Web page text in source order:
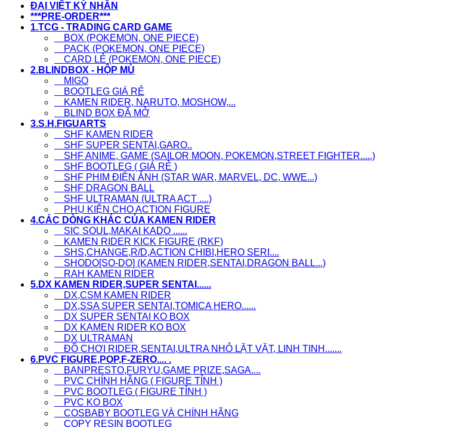
ĐẠI VIỆT KỲ NHÂN
***PRE-ORDER***
1.TCG - TRADING CARD GAME
BOX (POKEMON, ONE PIECE)
PACK (POKEMON, ONE PIECE)
CARD LẺ (POKEMON, ONE PIECE)
2.BLINDBOX - HỘP MÙ
MIGO
BOOTLEG GIÁ RẺ
KAMEN RIDER, NARUTO, MOSHOW,...
BLIND BOX ĐÃ MỞ
3.S.H.FIGUARTS
SHF KAMEN RIDER
SHF SUPER SENTAI,GARO..
SHF ANIME, GAME (SAILOR MOON, POKEMON,STREET FIGHTER.....)
SHF BOOTLEG ( GIÁ RẺ )
SHF PHIM ĐIỆN ẢNH (STAR WAR, MARVEL, DC, WWE...)
SHF DRAGON BALL
SHF ULTRAMAN (ULTRA ACT ....)
PHỤ KIỆN CHO ACTION FIGURE
4.CÁC DÒNG KHÁC CỦA KAMEN RIDER
SIC SOUL,MAKAI KADO ......
KAMEN RIDER KICK FIGURE (RKF)
SHS,CHANGE,R/D,ACTION CHIBI,HERO SERI....
SHODO[SO-DO] (KAMEN RIDER,SENTAI,DRAGON BALL...)
RAH KAMEN RIDER
5.DX KAMEN RIDER,SUPER SENTAI......
DX,CSM KAMEN RIDER
DX,SSA SUPER SENTAI,TOMICA HERO......
DX SUPER SENTAI KO BOX
DX KAMEN RIDER KO BOX
DX ULTRAMAN
ĐỒ CHƠI RIDER,SENTAI,ULTRA NHỎ LẶT VẶT, LINH TINH.......
6.PVC FIGURE,POP,F-ZERO.... .
BANPRESTO,FURYU,GAME PRIZE,SAGA....
PVC CHÍNH HÃNG ( FIGURE TỈNH )
PVC BOOTLEG ( FIGURE TỈNH )
PVC KO BOX
COSBABY BOOTLEG VÀ CHÍNH HÃNG
COPY RESIN BOOTLEG